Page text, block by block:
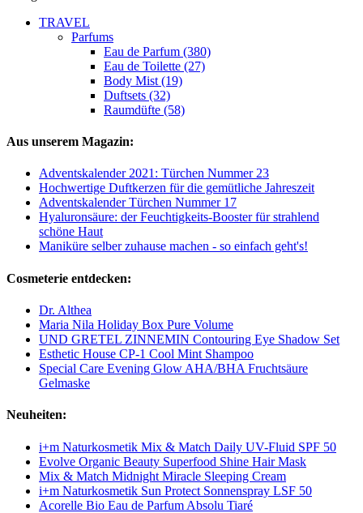
TRAVEL
Parfums
Eau de Parfum (380)
Eau de Toilette (27)
Body Mist (19)
Duftsets (32)
Raumdüfte (58)
Aus unserem Magazin:
Adventskalender 2021: Türchen Nummer 23
Hochwertige Duftkerzen für die gemütliche Jahreszeit
Adventskalender Türchen Nummer 17
Hyaluronsäure: der Feuchtigkeits-Booster für strahlend
schöne Haut
Maniküre selber zuhause machen - so einfach geht's!
Cosmeterie entdecken:
Dr. Althea
Maria Nila Holiday Box Pure Volume
UND GRETEL ZINNEMIN Contouring Eye Shadow Set
Esthetic House CP-1 Cool Mint Shampoo
Special Care Evening Glow AHA/BHA Fruchtsäure
Gelmaske
Neuheiten:
i+m Naturkosmetik Mix & Match Daily UV-Fluid SPF 50
Evolve Organic Beauty Superfood Shine Hair Mask
Mix & Match Midnight Miracle Sleeping Cream
i+m Naturkosmetik Sun Protect Sonnenspray LSF 50
Acorelle Bio Eau de Parfum Absolu Tiaré